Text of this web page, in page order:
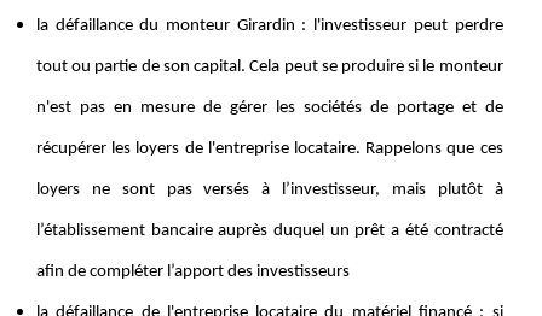
la défaillance du monteur Girardin : l'investisseur peut perdre
tout ou partie de son capital. Cela peut se produire si le monteur
n'est pas en mesure de gérer les sociétés de portage et de
récupérer les loyers de l'entreprise locataire. Rappelons que ces
loyers ne sont pas versés à l’investisseur, mais plutôt à
l’établissement bancaire auprès duquel un prêt a été contracté
afin de compléter l’apport des investisseurs